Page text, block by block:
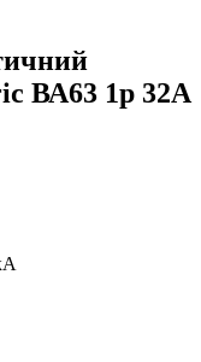
ВА63 1р 32A